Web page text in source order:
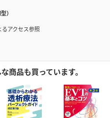
）
アクセス参照
商品も買っています。